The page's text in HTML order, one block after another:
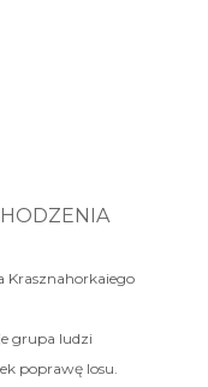
Krasznahorkaiego
grupa ludzi
poprawę losu.